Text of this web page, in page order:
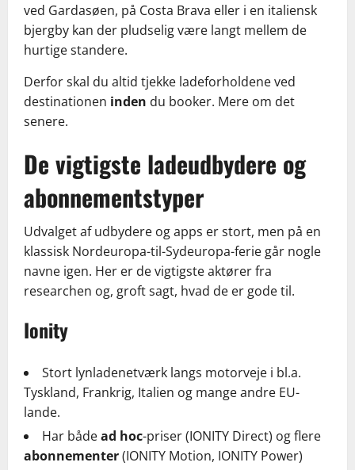
ved Gardasøen, på Costa Brava eller i en italiensk
bjergby kan der pludselig være langt mellem de
hurtige standere.
Derfor skal du altid tjekke ladeforholdene ved
destinationen inden du booker. Mere om det
senere.
De vigtigste ladeudbydere og
abonnementstyper
Udvalget af udbydere og apps er stort, men på en
klassisk Nordeuropa-til-Sydeuropa-ferie går nogle
navne igen. Her er de vigtigste aktører fra
researchen og, groft sagt, hvad de er gode til.
Ionity
Stort lynladenetværk langs motorveje i bl.a.
Tyskland, Frankrig, Italien og mange andre EU-
lande.
Har bådead hoc-priser (IONITY Direct) og flere
abonnementer(IONITY Motion, IONITY Power)